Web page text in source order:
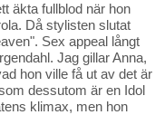
äkta fullblod när hon
Då stylisten slutat
Sex appeal långt
Jag gillar Anna,
hon ville få ut av det är
dessutom är en Idol
klimax, men hon